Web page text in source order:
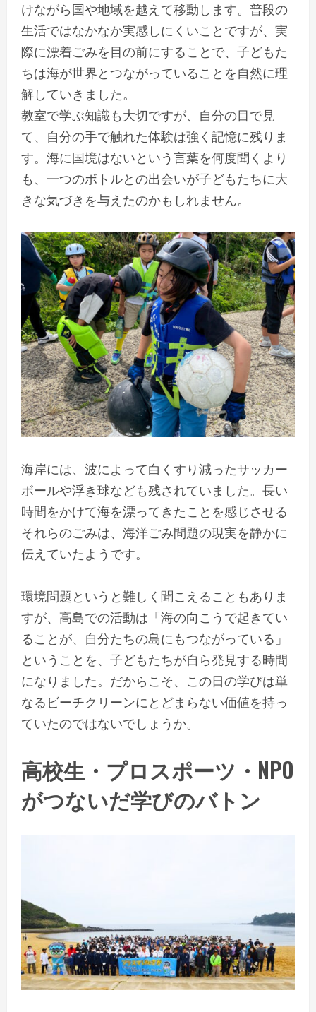
けながら国や地域を越えて移動します。普段の
生活ではなかなか実感しにくいことですが、実
際に漂着ごみを目の前にすることで、子どもた
ちは海が世界とつながっていることを自然に理
解していきました。
教室で学ぶ知識も大切ですが、自分の目で見
て、自分の手で触れた体験は強く記憶に残りま
す。海に国境はないという言葉を何度聞くより
も、一つのボトルとの出会いが子どもたちに大
きな気づきを与えたのかもしれません。
海岸には、波によって白くすり減ったサッカー
ボールや浮き球なども残されていました。長い
時間をかけて海を漂ってきたことを感じさせる
それらのごみは、海洋ごみ問題の現実を静かに
伝えていたようです。
環境問題というと難しく聞こえることもありま
すが、高島での活動は「海の向こうで起きてい
ることが、自分たちの島にもつながっている」
ということを、子どもたちが自ら発見する時間
になりました。だからこそ、この日の学びは単
なるビーチクリーンにとどまらない価値を持っ
ていたのではないでしょうか。
高校生・プロスポーツ・NPO
がつないだ学びのバトン